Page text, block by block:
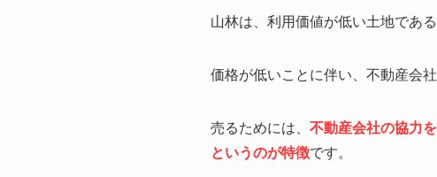
山林は、利用価値が低い土地であ
価格が低いことに伴い、不動産会
売るためには、 不動産会社の協力
というのが特徴です。